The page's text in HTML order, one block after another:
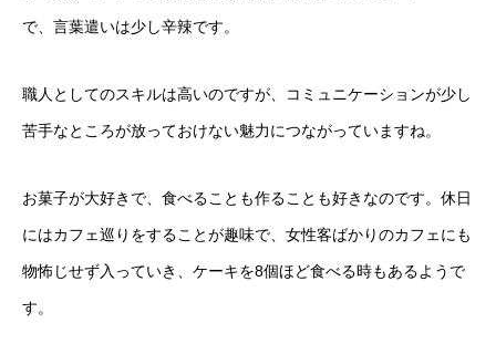
で、言葉遣いは少し辛辣です。
職人としてのスキルは高いのですが、コミュニケーションが少し
苦手なところが放っておけない魅力につながっていますね。
お菓子が大好きで、食べることも作ることも好きなのです。休日
にはカフェ巡りをすることが趣味で、女性客ばかりのカフェにも
物怖じせず入っていき、ケーキを8個ほど食べる時もあるようで
す。